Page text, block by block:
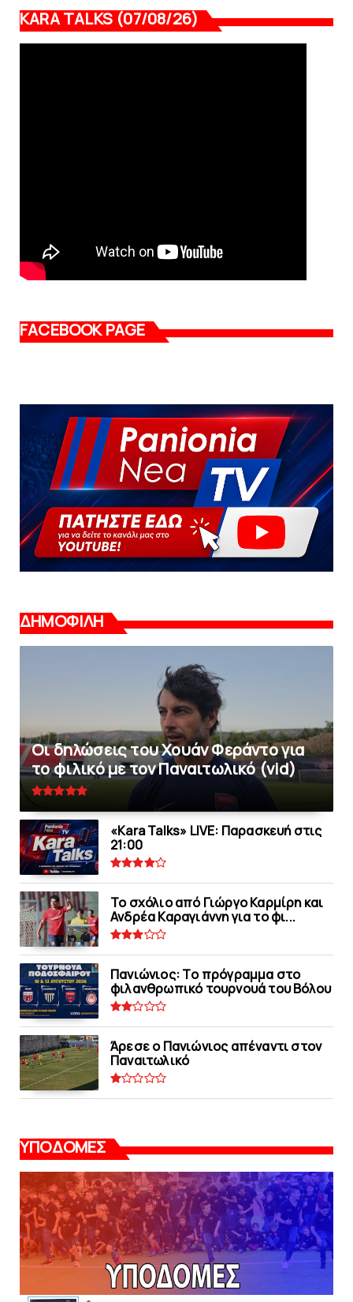
KARA TALKS (07/08/26)
FACEBOOK PAGE
ΔΗΜΟΦΙΛΗ
Οι δηλώσεις του Χουάν Φεράντο για
το φιλικό με τoν Παναιτωλικό (vid)
«Kara Talks» LIVE: Παρασκευή στις
21:00
Το σχόλιο από Γιώργο Καρμίρη και
Ανδρέα Καραγιάννη για το φι...
Πανιώνιoς: Tο πρόγραμμα στο
φιλανθρωπικό τουρνουά του Bόλου
Άρεσε ο Πανιώνιος απέναντι στoν
Παναιτωλικό
ΥΠΟΔΟΜΕΣ